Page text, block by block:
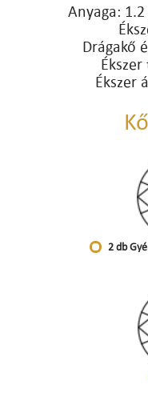
Anyaga:
Drágakő
Ékszer
2 db